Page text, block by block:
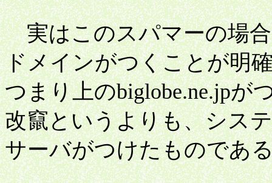
実はこのスパマーの場合
ドメインがつくことが明
つまり上のbiglobe.ne.jpが
改竄というよりも、シス
サーバがつけたものであ